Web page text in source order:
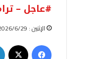
#عاجل –
الإثنين : 2026/6/29
فيسبوك